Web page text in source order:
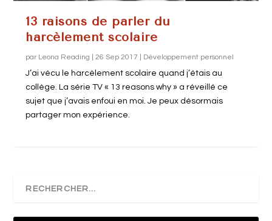
13 raisons de parler du
harcèlement scolaire
par Leona Reading |26 Sep 2017 Développement personnel
J’ai vécu le harcèlement scolaire quand j’étais au
collège. La série TV « 13 reasons why » a réveillé ce
sujet que j’avais enfoui en moi. Je peux désormais
partager mon expérience.